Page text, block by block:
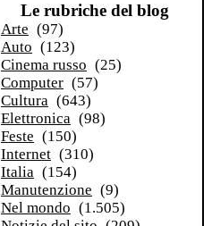
Le rubriche del blog
Arte (97)
Auto (123)
Cinema russo (25)
Computer (57)
Cultura (643)
Elettronica (98)
Feste (150)
Internet (310)
Italia (154)
Manutenzione (9)
Nel mondo (1.505)